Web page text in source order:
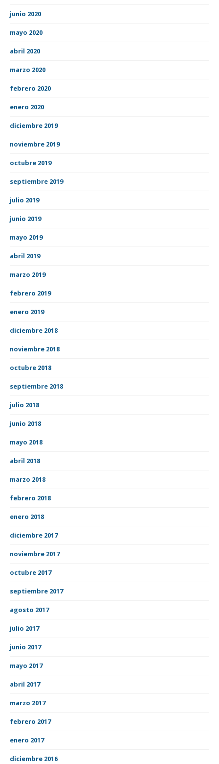
junio 2020
mayo 2020
abril 2020
marzo 2020
febrero 2020
enero 2020
diciembre 2019
noviembre 2019
octubre 2019
septiembre 2019
julio 2019
junio 2019
mayo 2019
abril 2019
marzo 2019
febrero 2019
enero 2019
diciembre 2018
noviembre 2018
octubre 2018
septiembre 2018
julio 2018
junio 2018
mayo 2018
abril 2018
marzo 2018
febrero 2018
enero 2018
diciembre 2017
noviembre 2017
octubre 2017
septiembre 2017
agosto 2017
julio 2017
junio 2017
mayo 2017
abril 2017
marzo 2017
febrero 2017
enero 2017
diciembre 2016